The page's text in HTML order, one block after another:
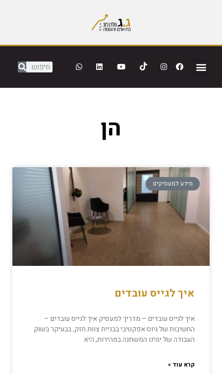
הן
מידע למעסיקים
איך לגייס עובדים
איך לגייס עובדים – מדריך למעסיק איך לגייס עובדים –
החשיבות של גיוס אפקטיבי בבניית צוות חזק, בבעיקר בשוק
העבודה של ימינו המשתנה במהירות, היא
קרא עוד »